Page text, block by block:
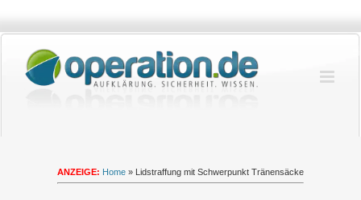
springen
ANZEIGE: Home » Lidstraffung mit Schwerpunkt Tränensäcke